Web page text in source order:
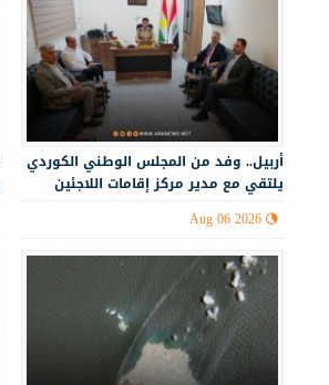
أربيل.. وفد من المجلس الوطني الكوردي
يلتقي مع مدير مركز إقامات اللاجئين
Aug 06 2026